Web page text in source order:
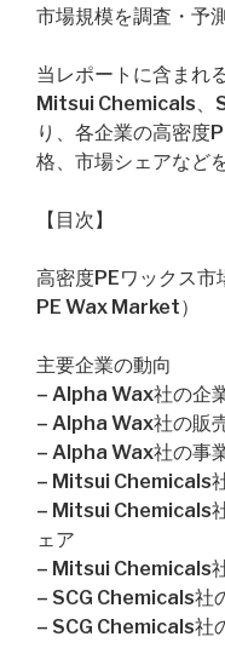
市場規模を調査・予
当レポートに含まれ
Mitsui Chemicals、
り、各企業の高密度
格、市場シェアなど
【目次】
高密度PEワックス
PE Wax Market）
主要企業の動向
– Alpha Wax社の企
– Alpha Wax社の販
– Alpha Wax社の事
– Mitsui Chemicals
– Mitsui Chemicals
ェア
– Mitsui Chemicals
– SCG Chemicals社
– SCG Chemicals社